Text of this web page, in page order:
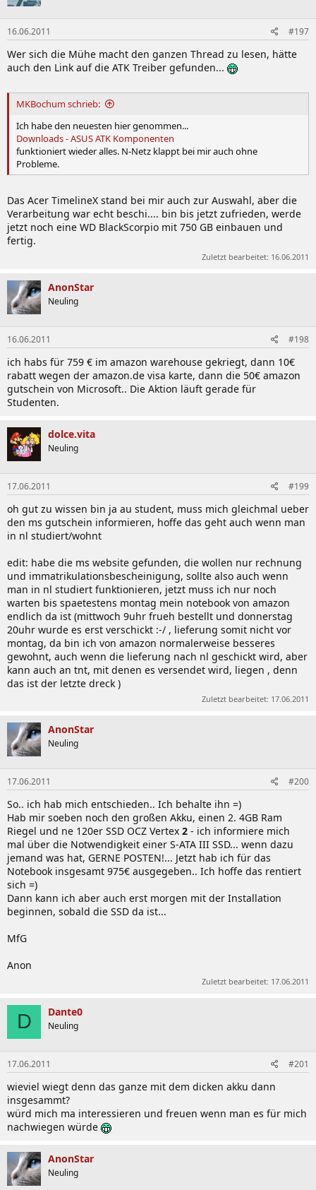
16.06.2011 #197
Wer sich die Mühe macht den ganzen Thread zu lesen, hätte
auch den Link auf die ATK Treiber gefunden...
MKBochum schrieb:
Ich habe den neuesten hier genommen...
Downloads - ASUS ATK Komponenten
funktioniert wieder alles. N-Netz klappt bei mir auch ohne
Probleme.
Das Acer TimelineX stand bei mir auch zur Auswahl, aber die
Verarbeitung war echt beschi.... bin bis jetzt zufrieden, werde
jetzt noch eine WD BlackScorpio mit 750 GB einbauen und
fertig.
Zuletzt bearbeitet: 16.06.2011
AnonStar
Neuling
16.06.2011 #198
ich habs für 759 € im amazon warehouse gekriegt, dann 10€
rabatt wegen der amazon.de visa karte, dann die 50€ amazon
gutschein von Microsoft.. Die Aktion läuft gerade für
Studenten.
dolce.vita
Neuling
17.06.2011 #199
oh gut zu wissen bin ja au student, muss mich gleichmal ueber
den ms gutschein informieren, hoffe das geht auch wenn man
in nl studiert/wohnt
edit: habe die ms website gefunden, die wollen nur rechnung
und immatrikulationsbescheinigung, sollte also auch wenn
man in nl studiert funktionieren, jetzt muss ich nur noch
warten bis spaetestens montag mein notebook von amazon
endlich da ist (mittwoch 9uhr frueh bestellt und donnerstag
20uhr wurde es erst verschickt :-/ , lieferung somit nicht vor
montag, da bin ich von amazon normalerweise besseres
gewohnt, auch wenn die lieferung nach nl geschickt wird, aber
kann auch an tnt, mit denen es versendet wird, liegen , denn
das ist der letzte dreck )
Zuletzt bearbeitet: 17.06.2011
AnonStar
Neuling
17.06.2011 #200
So.. ich hab mich entschieden.. Ich behalte ihn =)
Hab mir soeben noch den großen Akku, einen 2. 4GB Ram
Riegel und ne 120er SSD OCZ Vertex 2 - ich informiere mich
mal über die Notwendigkeit einer S-ATA III SSD... wenn dazu
jemand was hat, GERNE POSTEN!... Jetzt hab ich für das
Notebook insgesamt 975€ ausgegeben.. Ich hoffe das rentiert
sich =)
Dann kann ich aber auch erst morgen mit der Installation
beginnen, sobald die SSD da ist...
MfG
Anon
Zuletzt bearbeitet: 17.06.2011
D Dante0
Neuling
17.06.2011 #201
wieviel wiegt denn das ganze mit dem dicken akku dann
insgesammt?
würd mich ma interessieren und freuen wenn man es für mich
nachwiegen würde
AnonStar
Neuling